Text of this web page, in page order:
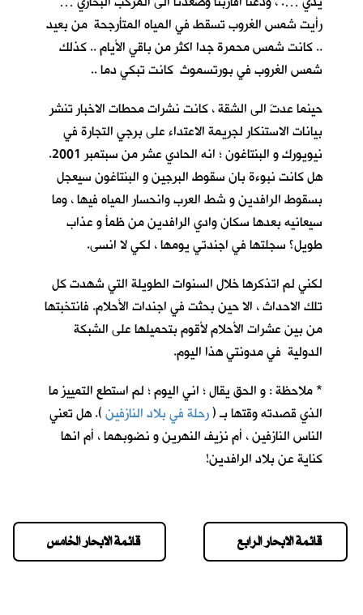
رأيت شمس الغروب تسقط في المياه المتأرجحة من بعيد
.. كانت شمس محمرة جدا اكثر من باقي الأيام .. كذلك
شمس الغروب في بورتسموث كانت تبكي دما ..
حينما عدتَ الى الشقة ، كانت نشرات محطات الاخبار تنشر
بيانات الاستنكار لجريمة الاعتداء على برجي التجارة في
نيويورك و البنتاغون ؛ انه الحادي عشر من سبتمبر 2001.
هل كانت نبوءة بان سقوط البرجين و البنتاغون سيعجل
بسقوط الرافدين و شط العرب وانحسار المياه فيها ، وما
سيعانيه بعدها سكان وادي الرافدين من ظمأ و عذاب
طويل؟ سجلتها في اجندتي يومها ، لكي لا انسى.
لكني لم اتذكرها خلال السنوات الطويلة التي شهدت كل
تلك الاحداث ، الا حين بحثت في اجندات الأحلام. فانتخبتها
من بين عشرات الأحلام لأقوم بتحميلها على الشبكة
الدولية في مدونتي هذا اليوم.
* ملاحظة : و الحق يقال ؛ اني اليوم ؛ لم استطع التمييز ما
الذي قصدته وقتها بـ (رحلة في بلاد النازفين). هل تعني
الناس النازفين ، أم نزيف النهرين و نضوبهما ، أم انها
كناية عن بلاد الرافدين!
قائمة الابحار الخامس قائمة الابحار الرابع